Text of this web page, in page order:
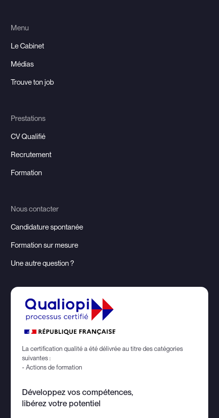
Menu
Le Cabinet
Médias
Trouve ton job
Prestations
CV Qualifié
Recrutement
Formation
Nous contacter
Candidature spontanée
Formation sur mesure
Une autre question ?
La certification qualité a été délivrée au titre des catégories
suivantes :
- Actions de formation
Développez vos compétences,
libérez votre potentiel